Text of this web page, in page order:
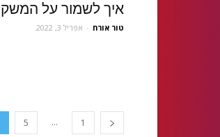
איך לשמור על
טור אורח - אפריל 3, 2022
1
...
5